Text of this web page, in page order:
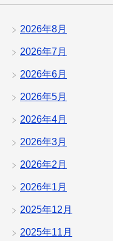
2026年8月
2026年7月
2026年6月
2026年5月
2026年4月
2026年3月
2026年2月
2026年1月
2025年12月
2025年11月